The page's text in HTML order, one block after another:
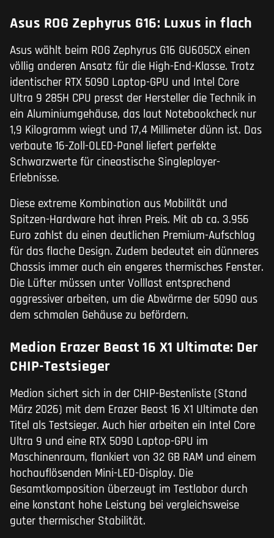
Asus ROG Zephyrus G16: Luxus in flach
Asus wählt beim ROG Zephyrus G16 GU605CX einen
völlig anderen Ansatz für die High-End-Klasse. Trotz
identischer RTX 5090 Laptop-GPU und Intel Core
Ultra 9 285H CPU presst der Hersteller die Technik in
ein Aluminiumgehäuse, das laut Notebookcheck nur
1,9 Kilogramm wiegt und 17,4 Millimeter dünn ist. Das
verbaute 16-Zoll-OLED-Panel liefert perfekte
Schwarzwerte für cineastische Singleplayer-
Erlebnisse.
Diese extreme Kombination aus Mobilität und
Spitzen-Hardware hat ihren Preis. Mit ab ca. 3.956
Euro zahlst du einen deutlichen Premium-Aufschlag
für das flache Design. Zudem bedeutet ein dünneres
Chassis immer auch ein engeres thermisches Fenster.
Die Lüfter müssen unter Volllast entsprechend
aggressiver arbeiten, um die Abwärme der 5090 aus
dem schmalen Gehäuse zu befördern.
Medion Erazer Beast 16 X1 Ultimate: Der
CHIP-Testsieger
Medion sichert sich in der CHIP-Bestenliste (Stand
März 2026) mit dem Erazer Beast 16 X1 Ultimate den
Titel als Testsieger. Auch hier arbeiten ein Intel Core
Ultra 9 und eine RTX 5090 Laptop-GPU im
Maschinenraum, flankiert von 32 GB RAM und einem
hochauflösenden Mini-LED-Display. Die
Gesamtkomposition überzeugt im Testlabor durch
eine konstant hohe Leistung bei vergleichsweise
guter thermischer Stabilität.